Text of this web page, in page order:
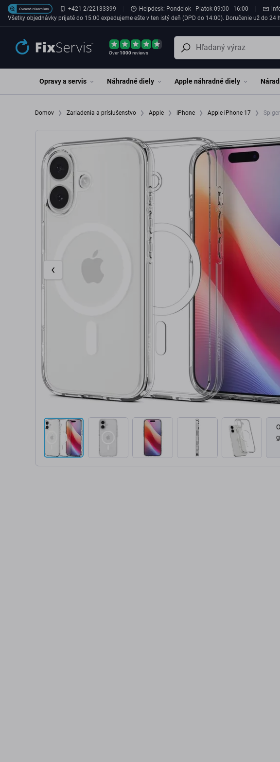
Preskočiť na hlavný obsah+421 2/22133399 Helpdesk: Pondelok - Piatok 09:00 - 16:00
Všetky objednávky prijaté do 15:00 expedujeme ešte v ten istý deň (DPD do 14:00). Doručenie už do 24
Over1000reviews
Opravy a servis Náhradné diely Apple náhradné diely
Domov Zariadenia a príslušenstvo Apple iPhone Apple iPhone 17